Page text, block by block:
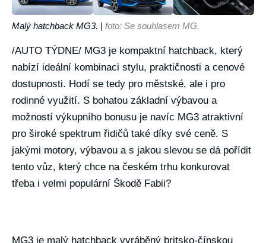
Malý hatchback MG3. | foto: Se souhlasem MG.
/AUTO TÝDNE/ MG3 je kompaktní hatchback, který
nabízí ideální kombinaci stylu, praktičnosti a cenové
dostupnosti. Hodí se tedy pro městské, ale i pro
rodinné využití. S bohatou základní výbavou a
možností výkupního bonusu je navíc MG3 atraktivní
pro široké spektrum řidičů také díky své ceně. S
jakými motory, výbavou a s jakou slevou se dá pořídit
tento vůz, který chce na českém trhu konkurovat
třeba i velmi populární Škodě Fabii?
MG3 je malý hatchback vyráběný britsko-čínskou